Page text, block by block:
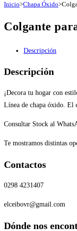
Inicio>Chapa Óxido>
Colgante
Descripción
Descripción
¡Decora tu hogar con
Línea de chapa óxido. El
Consultar Stock al
Te mostramos distintas
Contactos
0298 4231407
elceibovr@gmail.com
Dónde nos